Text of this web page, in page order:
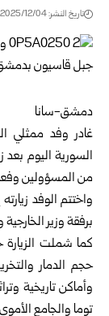
تاريخ النشر: 2025/12/04 9:01 مساءً
دمشق-سانا
غادر وفد ممثلي
السورية اليوم بعد
من المسؤولين
واختتم الوفد
برفقة وزير
كما شملت
حجم الدمار
وأماكن تاريخية
توما والجامع الأموي